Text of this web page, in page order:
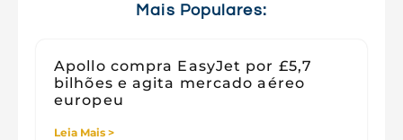
Mais Populares:
Apollo compra EasyJet por £5,7
bilhões e agita mercado aéreo
europeu
Leia Mais >